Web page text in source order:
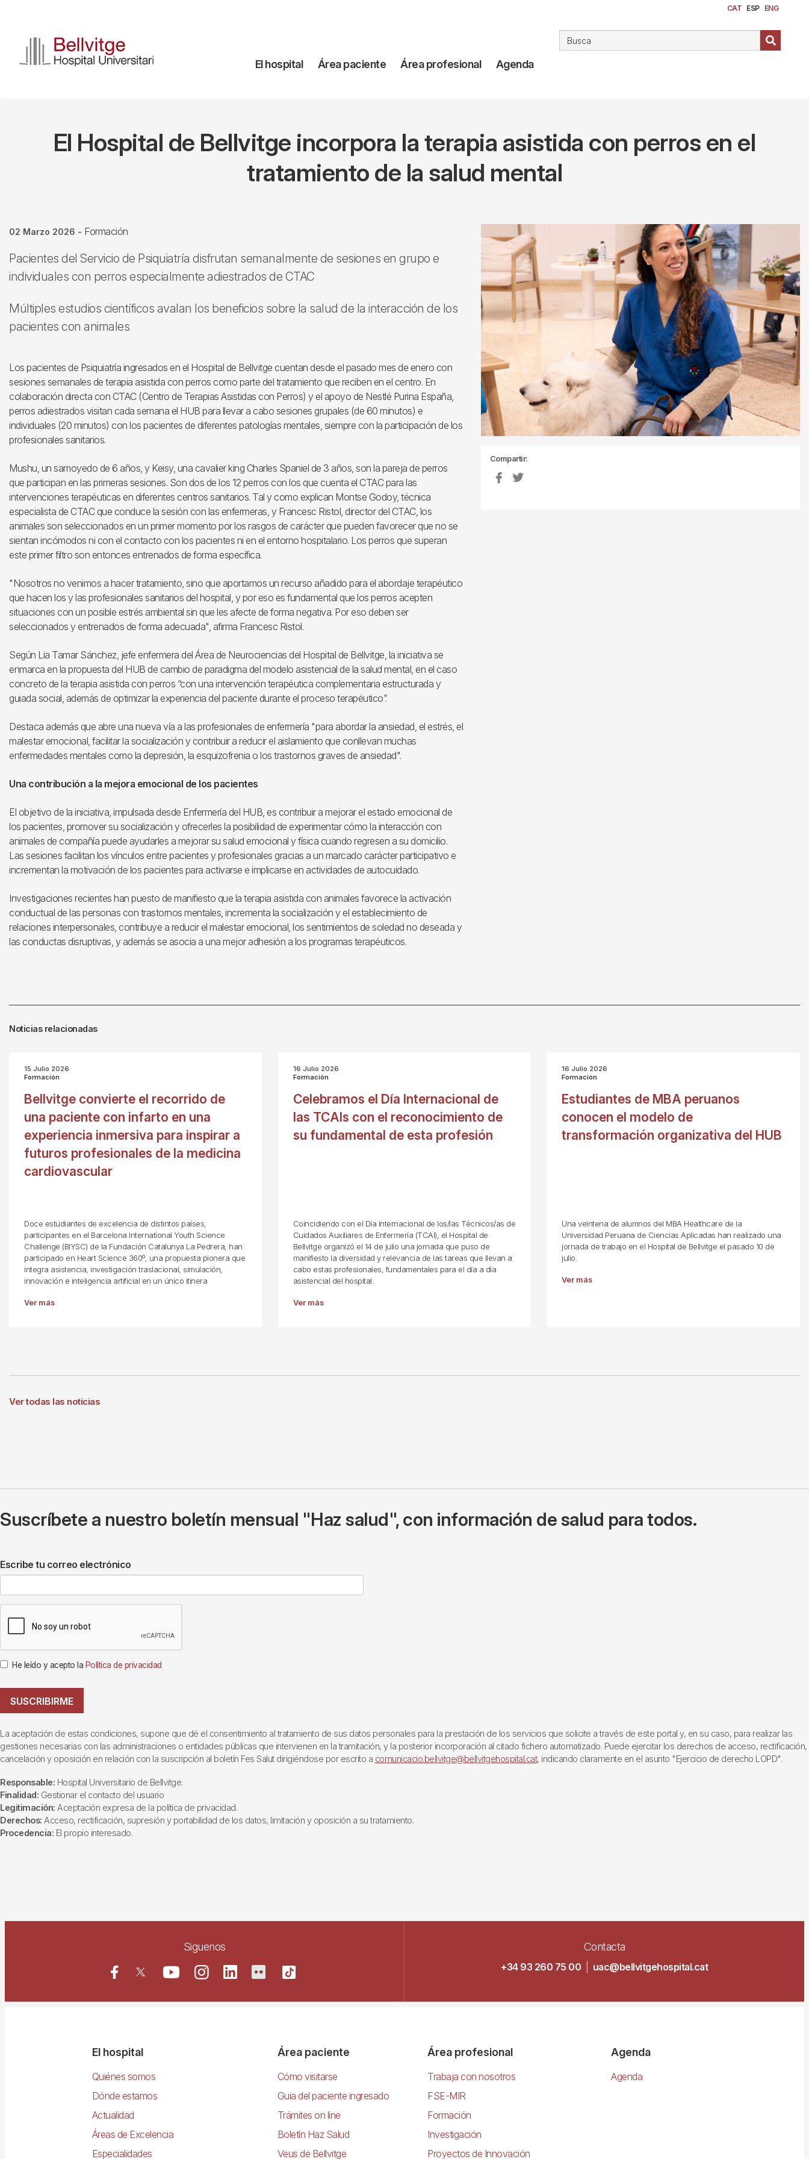
contenido
principal
CAT ESP ENG
Navegación
El hospital Área paciente Área profesional Agenda
El Hospital de Bellvitge incorpora la terapia asistida con perros en el
tratamiento de la salud mental
02 Marzo 2026 - Formación
Pacientes del Servicio de Psiquiatría disfrutan semanalmente de sesiones en grupo e
individuales con perros especialmente adiestrados de CTAC
Múltiples estudios científicos avalan los beneficios sobre la salud de la interacción de los
pacientes con animales
Los pacientes de Psiquiatría ingresados en el Hospital de Bellvitge cuentan desde el pasado mes de enero con
sesiones semanales de terapia asistida con perros como parte del tratamiento que reciben en el centro. En
colaboración directa con CTAC (Centro de Terapias Asistidas con Perros) y el apoyo de Nestlé Purina España,
perros adiestrados visitan cada semana el HUB para llevar a cabo sesiones grupales (de 60 minutos) e
individuales (20 minutos) con los pacientes de diferentes patologías mentales, siempre con la participación de los
profesionales sanitarios.
Mushu, un samoyedo de 6 años, y Keisy, una cavalier king Charles Spaniel de 3 años, son la pareja de perros
que participan en las primeras sesiones. Son dos de los 12 perros con los que cuenta el CTAC para las
intervenciones terapéuticas en diferentes centros sanitarios. Tal y como explican Montse Godoy, técnica
especialista de CTAC que conduce la sesión con las enfermeras, y Francesc Ristol, director del CTAC, los
animales son seleccionados en un primer momento por los rasgos de carácter que pueden favorecer que no se
sientan incómodos ni con el contacto con los pacientes ni en el entorno hospitalario. Los perros que superan
este primer filtro son entonces entrenados de forma específica.
"Nosotros no venimos a hacer tratamiento, sino que aportamos un recurso añadido para el abordaje terapéutico
que hacen los y las profesionales sanitarios del hospital, y por eso es fundamental que los perros acepten
situaciones con un posible estrés ambiental sin que les afecte de forma negativa. Por eso deben ser
seleccionados y entrenados de forma adecuada", afirma Francesc Ristol.
Según Lia Tamar Sánchez, jefe enfermera del Área de Neurociencias del Hospital de Bellvitge, la iniciativa se
enmarca en la propuesta del HUB de cambio de paradigma del modelo asistencial de la salud mental, en el caso
concreto de la terapia asistida con perros “con una intervención terapéutica complementaria estructurada y
guiada social, además de optimizar la experiencia del paciente durante el proceso terapéutico”.
Destaca además que abre una nueva vía a las profesionales de enfermería "para abordar la ansiedad, el estrés, el
malestar emocional, facilitar la socialización y contribuir a reducir el aislamiento que conllevan muchas
enfermedades mentales como la depresión, la esquizofrenia o los trastornos graves de ansiedad".
Una contribución a la mejora emocional de los pacientes
El objetivo de la iniciativa, impulsada desde Enfermería del HUB, es contribuir a mejorar el estado emocional de
los pacientes, promover su socialización y ofrecerles la posibilidad de experimentar cómo la interacción con
animales de compañía puede ayudarles a mejorar su salud emocional y física cuando regresen a su domicilio.
Las sesiones facilitan los vínculos entre pacientes y profesionales gracias a un marcado carácter participativo e
incrementan la motivación de los pacientes para activarse e implicarse en actividades de autocuidado.
Investigaciones recientes han puesto de manifiesto que la terapia asistida con animales favorece la activación
conductual de las personas con trastornos mentales, incrementa la socialización y el establecimiento de
relaciones interpersonales, contribuye a reducir el malestar emocional, los sentimientos de soledad no deseada y
las conductas disruptivas, y además se asocia a una mejor adhesión a los programas terapéuticos.
Compartir:
Noticias relacionadas
15 Julio 2026
Formación
Bellvitge convierte el recorrido de
una paciente con infarto en una
experiencia inmersiva para inspirar a
futuros profesionales de la medicina
cardiovascular
Doce estudiantes de excelencia de distintos países,
participantes en el Barcelona International Youth Science
Challenge (BIYSC) de la Fundación Catalunya La Pedrera, han
participado en Heart Science 360º, una propuesta pionera que
integra asistencia, investigación traslacional, simulación,
innovación e inteligencia artificial en un único itinera
Ver más
16 Julio 2026
Formación
Celebramos el Día Internacional de
las TCAIs con el reconocimiento de
su fundamental de esta profesión
Coincidiendo con el Día Internacional de los/las Técnicos/as de
Cuidados Auxiliares de Enfermería (TCAI), el Hospital de
Bellvitge organizó el 14 de julio una jornada que puso de
manifiesto la diversidad y relevancia de las tareas que llevan a
cabo estas profesionales, fundamentales para el día a día
asistencial del hospital.
Ver más
16 Julio 2026
Formación
Estudiantes de MBA peruanos
conocen el modelo de
transformación organizativa del HUB
Una veintena de alumnos del MBA Healthcare de la
Universidad Peruana de Ciencias Aplicadas han realizado una
jornada de trabajo en el Hospital de Bellvitge el pasado 10 de
julio.
Ver más
Ver todas las noticias
Suscríbete a nuestro boletín mensual "Haz salud", con información de salud para todos.
Escribe tu correo electrónico
He leído y acepto la Política de privacidad
SUSCRIBIRME
La aceptación de estas condiciones, supone que dé el consentimiento al tratamiento de sus datos personales para la prestación de los servicios que solicite a través de este portal y, en su caso, para realizar las
gestiones necesarias con las administraciones o entidades públicas que intervienen en la tramitación, y la posterior incorporación al citado fichero automatizado. Puede ejercitar los derechos de acceso, rectificación,
cancelación y oposición en relación con la suscripción al boletín Fes Salut dirigiéndose por escrito a comunicacio.bellvitge@bellvitgehospital.cat, indicando claramente en el asunto "Ejercicio de derecho LOPD".
Responsable: Hospital Universitario de Bellvitge.
Finalidad: Gestionar el contacto del usuario
Legitimación: Aceptación expresa de la política de privacidad.
Derechos: Acceso, rectificación, supresión y portabilidad de los datos, limitación y oposición a su tratamiento.
Procedencia: El propio interesado.
Siguenos Contacta
+34 93 260 75 00 uac@bellvitgehospital.cat
NavegacióEl hospital
Quiénes somos
Dónde estamos
Actualidad
Áreas de Excelencia
Especialidades
Área paciente
Cómo visitarse
Guia del paciente ingresado
Trámites on line
Boletín Haz Salud
Veus de Bellvitge
Área profesional
Trabaja con nosotros
FSE-MIR
Formación
Investigación
Proyectos de Innovación
Agenda
Agenda